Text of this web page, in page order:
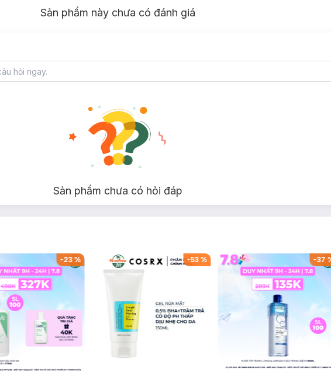
Sản phẩm này chưa có đánh giá
Sản phẩm chưa có hỏi đáp
-23% -53% -37